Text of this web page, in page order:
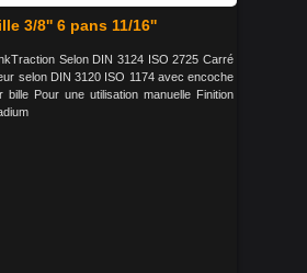
3/8'' 6 pans 11/16''
Selon DIN 3124 ISO 2725 Carré
selon DIN 3120 ISO 1174 avec encoche
bille Pour une utilisation manuelle Finition